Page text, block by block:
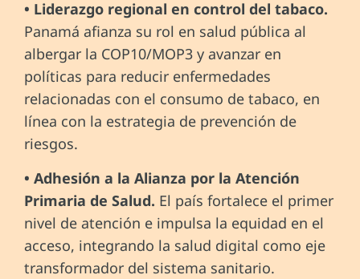
• Liderazgo regional en control del tabaco.
Panamá afianza su rol en salud pública al
albergar la COP10/MOP3 y avanzar en
políticas para reducir enfermedades
relacionadas con el consumo de tabaco, en
línea con la estrategia de prevención de
riesgos.
• Adhesión a la Alianza por la Atención
Primaria de Salud. El país fortalece el primer
nivel de atención e impulsa la equidad en el
acceso, integrando la salud digital como eje
transformador del sistema sanitario.